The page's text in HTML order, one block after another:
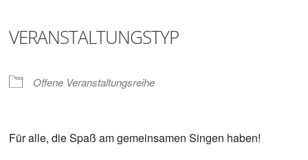
VERANSTALTUNGSTYP
Offene Veranstaltungsreihe
Für alle, die Spaß am gemeinsamen Singen haben!